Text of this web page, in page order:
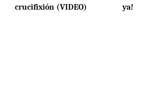
crucifixión (VIDEO)
ya!